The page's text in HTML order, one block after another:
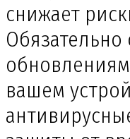
снижает
Обязательно
вашем